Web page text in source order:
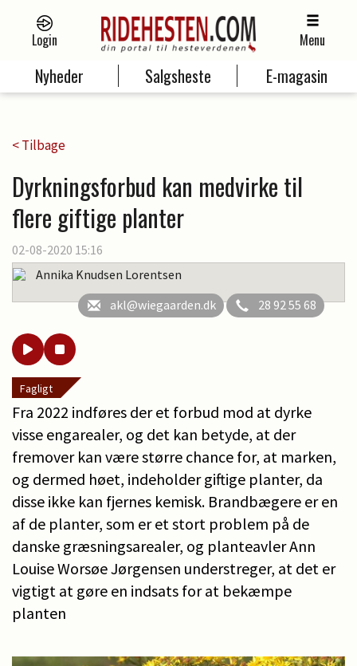
Login Menu
Nyheder Salgsheste E-magasin
< Tilbage
Dyrkningsforbud kan medvirke til
flere giftige planter
02-08-2020 15:16
Annika Knudsen Lorentsen
akl@wiegaarden.dk
28 92 55 68
Fagligt
Fra 2022 indføres der et forbud mod at dyrke
visse engarealer, og det kan betyde, at der
fremover kan være større chance for, at marken,
og dermed høet, indeholder giftige planter, da
disse ikke kan fjernes kemisk. Brandbægere er en
af de planter, som er et stort problem på de
danske græsningsarealer, og planteavler Ann
Louise Worsøe Jørgensen understreger, at det er
vigtigt at gøre en indsats for at bekæmpe
planten